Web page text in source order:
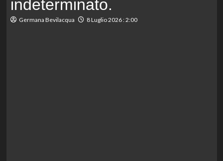
indeterminato.
Germana Bevilacqua 8 Luglio 2026 : 2:00